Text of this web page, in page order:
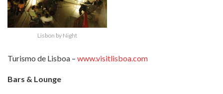
Lisbon by Night
Turismo de Lisboa – www.visitlisboa.com
Bars & Lounge